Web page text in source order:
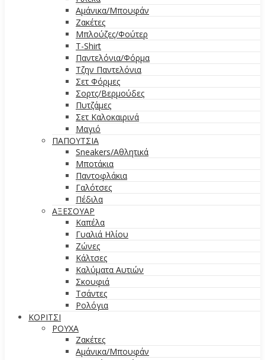
Αμάνικα/Μπουφάν
Ζακέτες
Μπλούζες/Φούτερ
T-Shirt
Παντελόνια/Φόρμα
Τζην Παντελόνια
Σετ Φόρμες
Σορτς/Βερμούδες
Πυτζάμες
Σετ Καλοκαιρινά
Μαγιό
ΠΑΠΟΥΤΣΙΑ
Sneakers/Aθλητικά
Μποτάκια
Παντοφλάκια
Γαλότσες
Πέδιλα
ΑΞΕΣΟΥΑΡ
Καπέλα
Γυαλιά Ηλίου
Ζώνες
Κάλτσες
Καλύματα Αυτιών
Σκουφιά
Τσάντες
Ρολόγια
ΚΟΡΙΤΣΙ
ΡΟΥΧΑ
Ζακέτες
Αμάνικα/Μπουφάν